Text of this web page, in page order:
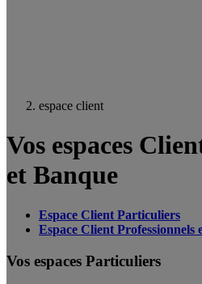
espace client
Vos espaces
et Banque
Espace Client Particuliers
Espace Client Professionnels
Vos espaces Particuliers